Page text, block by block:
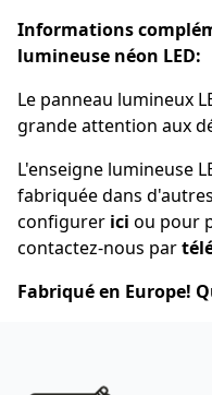
Informations
lumineuse néon LED:
Le panneau lumineux
grande attention aux
L'enseigne lumineuse
fabriquée dans
configurer ici ou pour
contactez-nous par
Fabriqué en Europe!